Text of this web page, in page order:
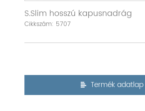
S.Slim hosszú kapusnadrág
Cikkszám: 5707
Termék adatlap